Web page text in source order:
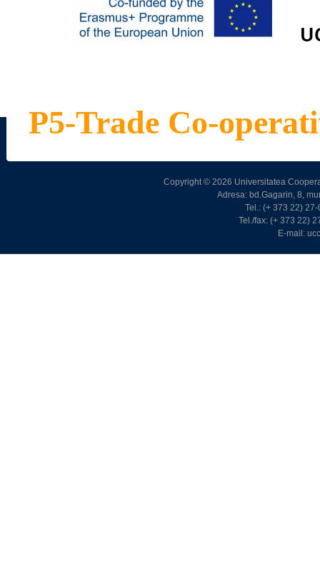
P5-Trade Co-
Copyright © 2026 Universitatea
Adresa: bd.Gagarin, 8,
Tel.: (+ 373 22)
Tel./fax: (+ 373 22)
E-mail: